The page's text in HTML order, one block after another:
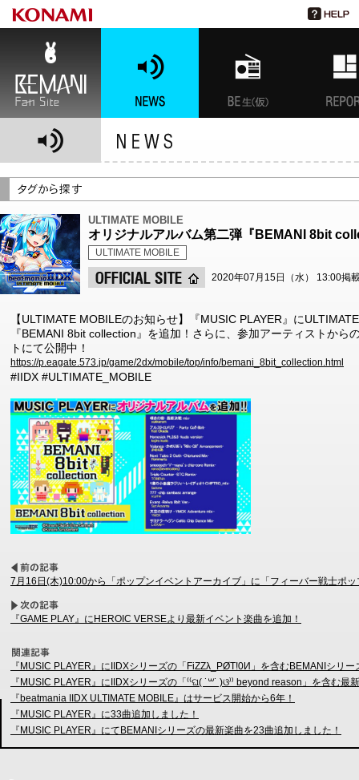
ULTIMATE MOBILE
オリジナルアルバム第二弾『BEMANI 8bit
ULTIMATE MOBILE
2020年07月15日（水） 13:00掲
【ULTIMATE MOBILEのお知らせ】『MUSIC PLAYER』に
『BEMANI 8bit collection』を追加！さらに、参加アーティストか
トにて公開中！
https://p.eagate.573.jp/game/2dx/mobile/top/info/bemani_8bit_collection.html
#IIDX #ULTIMATE_MOBILE
7月16日(木)10:00から「ポップンイベントアーカイブ」に「フィーバー戦士ポ
『GAME PLAY』にHEROIC VERSEより最新イベント楽曲を追加！
『MUSIC PLAYER』にIIDXシリーズの「FiZZλ_PØT!0И」を含むBEMANIシリ
『MUSIC PLAYER』にIIDXシリーズの「⁽⁽ଘ( ˙꒳˙ )ଓ⁾⁾ beyond reason」を含む
『beatmania IIDX ULTIMATE MOBILE』はサービス開始から6年！
『MUSIC PLAYER』に33曲追加しました！
『MUSIC PLAYER』にてBEMANIシリーズの最新楽曲を23曲追加しました！